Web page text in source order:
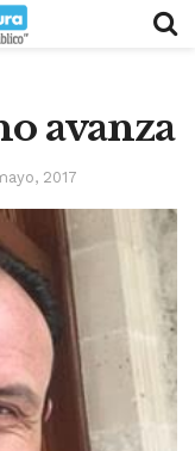
avanza
2017